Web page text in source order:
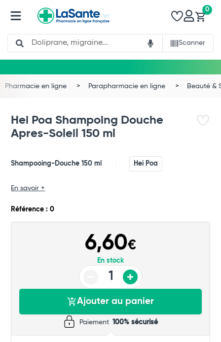
Search
Scanner
0
Total
Pharmacie en ligne Parapharmacie en ligne Beauté &
Hei Poa Shampoing Douche
Apres-Soleil 150 ml
Shampooing-Douche 150 ml Hei Poa
En savoir +
Référence : 0
6,60€
En stock
Ajouter au panier
Paiement 100% sécurisé